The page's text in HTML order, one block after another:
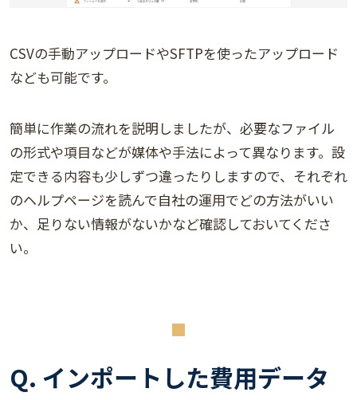
CSVの手動アップロードやSFTPを使ったアップロード
なども可能です。
簡単に作業の流れを説明しましたが、必要なファイル
の形式や項目などが媒体や手法によって異なります。設
定できる内容も少しずつ違ったりしますので、それぞれ
のヘルプページを読んで自社の運用でどの方法がいい
か、足りない情報がないかなど確認しておいてくださ
い。
Q. インポートした費用データ